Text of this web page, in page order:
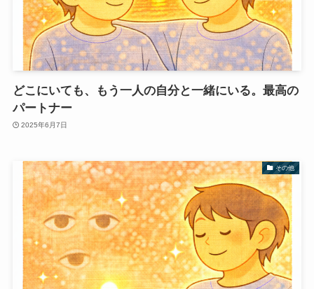
どこにいても、もう一人の自分と一緒にいる。最高の
パートナー
2025年6月7日
その他